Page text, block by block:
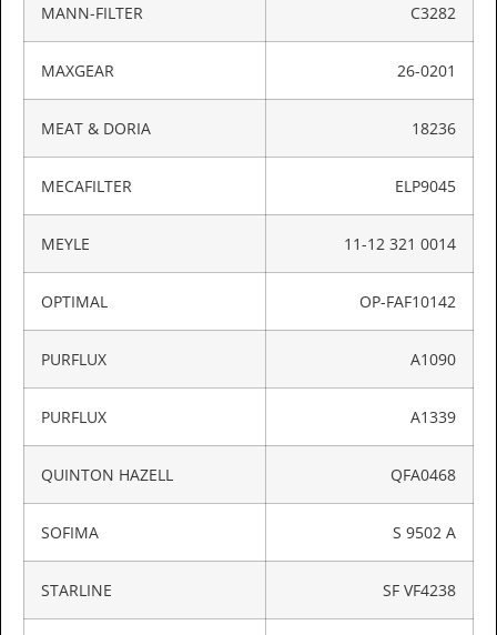
MANN-FILTER C3282
MAXGEAR 26-0201
MEAT & DORIA 18236
MECAFILTER ELP9045
MEYLE 11-12 321 0014
OPTIMAL OP-FAF10142
PURFLUX A1090
PURFLUX A1339
QUINTON HAZELL QFA0468
SOFIMA S 9502 A
STARLINE SF VF4238